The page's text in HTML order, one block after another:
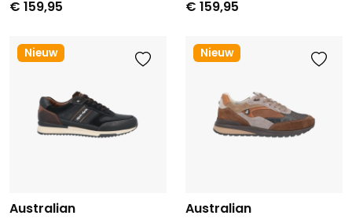
€ 159,95 € 159,95
Nieuw
Australian
Nieuw
Australian